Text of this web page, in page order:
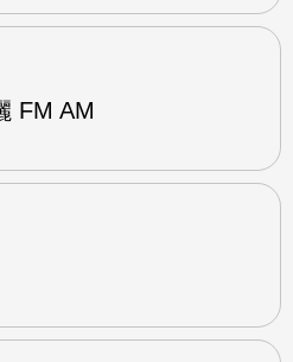
FM AM